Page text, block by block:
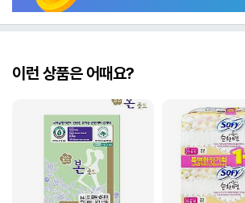
이런 상품은 어때요?